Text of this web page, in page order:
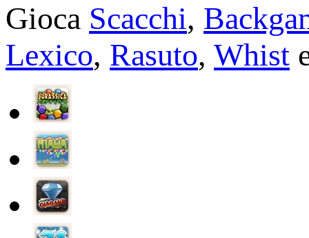
Gioca Scacchi,
Lexico, Rasuto, Whist